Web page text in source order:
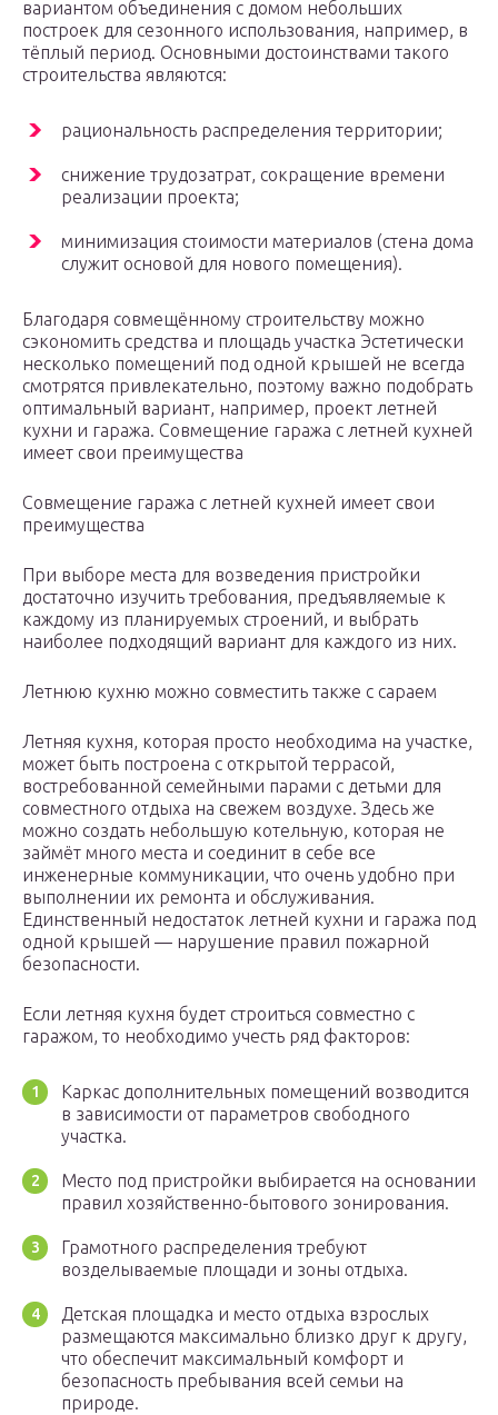
вариантом объединения с домом небольших
построек для сезонного использования, например, в
тёплый период. Основными достоинствами такого
строительства являются:
рациональность распределения территории;
снижение трудозатрат, сокращение времени
реализации проекта;
минимизация стоимости материалов (стена дома
служит основой для нового помещения).
Благодаря совмещённому строительству можно
сэкономить средства и площадь участка Эстетически
несколько помещений под одной крышей не всегда
смотрятся привлекательно, поэтому важно подобрать
оптимальный вариант, например, проект летней
кухни и гаража. Совмещение гаража с летней кухней
имеет свои преимущества
Совмещение гаража с летней кухней имеет свои
преимущества
При выборе места для возведения пристройки
достаточно изучить требования, предъявляемые к
каждому из планируемых строений, и выбрать
наиболее подходящий вариант для каждого из них.
Летнюю кухню можно совместить также с сараем
Летняя кухня, которая просто необходима на участке,
может быть построена с открытой террасой,
востребованной семейными парами с детьми для
совместного отдыха на свежем воздухе. Здесь же
можно создать небольшую котельную, которая не
займёт много места и соединит в себе все
инженерные коммуникации, что очень удобно при
выполнении их ремонта и обслуживания.
Единственный недостаток летней кухни и гаража под
одной крышей — нарушение правил пожарной
безопасности.
Если летняя кухня будет строиться совместно с
гаражом, то необходимо учесть ряд факторов:
Каркас дополнительных помещений возводится
в зависимости от параметров свободного
участка.
Место под пристройки выбирается на основании
правил хозяйственно-бытового зонирования.
Грамотного распределения требуют
возделываемые площади и зоны отдыха.
Детская площадка и место отдыха взрослых
размещаются максимально близко друг к другу,
что обеспечит максимальный комфорт и
безопасность пребывания всей семьи на
природе.